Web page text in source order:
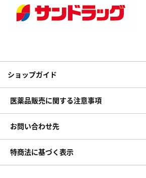
ショップガイド
医薬品販売に関する注意事項
お問い合わせ先
特商法に基づく表示